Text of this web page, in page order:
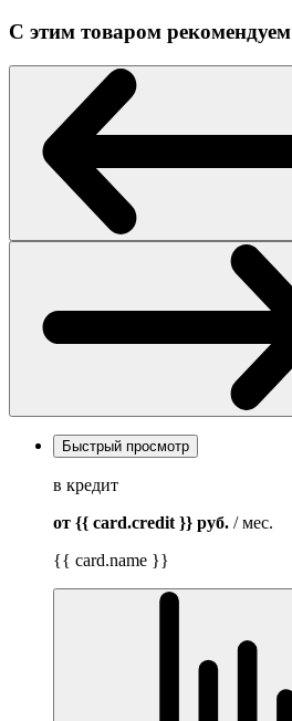
С этим товаром рекомендуем
Быстрый просмотр
в кредит
от {{ card.credit }} руб. / мес.
{{ card.name }}